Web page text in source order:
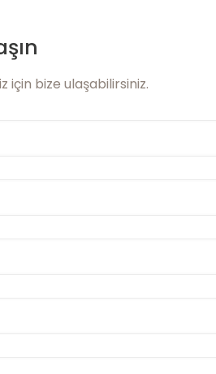
için bize ulaşabilirsiniz.